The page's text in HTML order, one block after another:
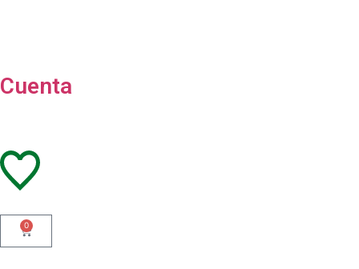
Cuenta
0